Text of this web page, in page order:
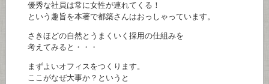
優秀な社員は常に女性が連れてくる！
という趣旨を本著で都築さんはおっしゃっています。
さきほどの自然とうまくいく採用の仕組みを
考えてみると・・・
まずよいオフィスをつくります。
ここがなぜ大事か？というと